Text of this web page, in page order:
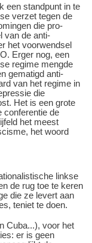
een standpunt in te
verzet tegen de
die pro-
van de anti-
het voorwendsel
Erger nog, een
regime mengde
gematigd anti-
van het regime in
die
Het is een grote
conferentie de
het meest
het woord
linkse
de rug toe te keren
die ze levert aan
teniet te doen.
Cuba...), voor het
er is geen